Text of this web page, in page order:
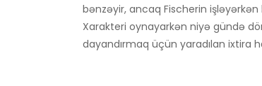
bənzəyir, ancaq Fischerin
Xarakteri oynayarkən niyə gündə
dayandırmaq üçün yaradılan ixtira